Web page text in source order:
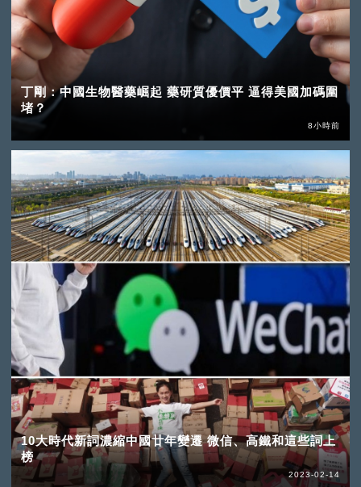
丁剛：中國生物醫藥崛起 藥研質優價平 逼得美國加碼圍
堵？
8小時前
10大時代新詞濃縮中國廿年變遷 微信、高鐵和這些詞上
榜
2023-02-14